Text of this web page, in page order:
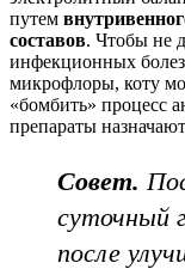
путем
составов. Чтобы не
инфекционных
микрофлоры, коту
«бомбить» процесс
препараты
Совет.
суточный
после